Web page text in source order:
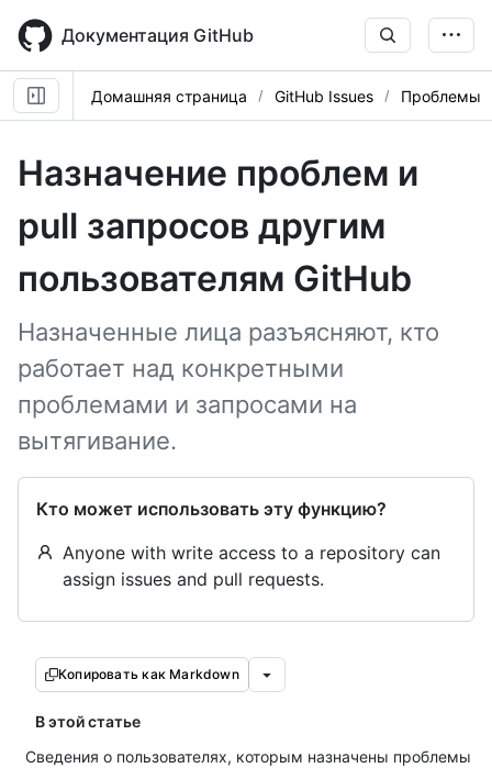
main
content
Документация GitHub
Домашняя страница GitHub Issues Проблемы
Назначение проблем и
pull запросов другим
пользователям GitHub
Назначенные лица разъясняют, кто
работает над конкретными
проблемами и запросами на
вытягивание.
Кто может использовать эту функцию?
Anyone with write access to a repository can
assign issues and pull requests.
Копировать как Markdown
В этой статье
Сведения о пользователях, которым назначены проблемы